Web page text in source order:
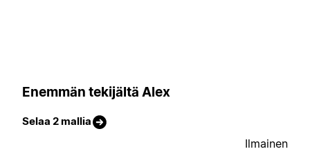
Enemmän tekijältä Alex
Selaa 2 mallia
Ilmainen